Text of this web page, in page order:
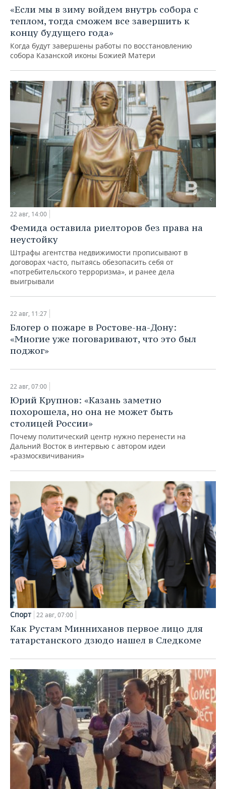
НЕФТЕХИМИЯ
НЕФТЬ
ОПК
ЭНЕРГЕТИКА
РОЗНИЧНАЯ ТОРГОВЛЯ
ТРАНСПОРТ
НОВОСТИ ТЕХНОЛОГИЙ
IT
ТЕЛЕКОММУНИКАЦИИ
МЕРОПРИЯТИЯ
НОВОСТИ МЕРОПРИЯТИЙ
БИЗНЕС-БРАНЧИ
ONLINE-КОНФЕРЕНЦИИ
ОТКРЫТАЯ ЛЕКЦИЯ
СПОРТ
ФУТБОЛ
ХОККЕЙ
БАСКЕТБОЛ
ВОЛЕЙБОЛ
КИБЕРСПОРТ
ФИГУРНОЕ КАТАНИЕ
ВОДНЫЕ ВИДЫ СПОРТА
ХОККЕЙ С МЯЧОМ
НОВОСТИ ОБЩЕСТВА
ВЛАСТЬ
ИНФРАСТРУКТУРА
ИСТОРИЯ
КУЛЬТУРА
МЕДИЦИНА
ОБРАЗОВАНИЕ
ПРОИСШЕСТВИЯ
ФОТОГАЛЕРЕЯ
СЮЖЕТЫ
СПРАВОЧНИК
СПИСОК ПЕРСОН
СПИСОК КОМПАНИЙ
ПОЛНАЯ ВЕРСИЯ
«Если мы в зиму войдем внутрь собора с
теплом, тогда сможем все завершить к
концу будущего года»
Когда будут завершены работы по восстановлению
собора Казанской иконы Божией Матери
22 авг, 14:00
Фемида оставила риелторов без права на
неустойку
Штрафы агентства недвижимости прописывают в
договорах часто, пытаясь обезопасить себя от
«потребительского терроризма», и ранее дела
выигрывали
22 авг, 11:27
Блогер о пожаре в Ростове-на-Дону:
«Многие уже поговаривают, что это был
поджог»
22 авг, 07:00
Юрий Крупнов: «Казань заметно
похорошела, но она не может быть
столицей России»
Почему политический центр нужно перенести на
Дальний Восток в интервью с автором идеи
«размосквичивания»
Спорт 22 авг, 07:00
Как Рустам Минниханов первое лицо для
татарстанского дзюдо нашел в Следкоме